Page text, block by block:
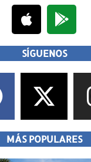
SÍGUENOS
MÁS POPULARES